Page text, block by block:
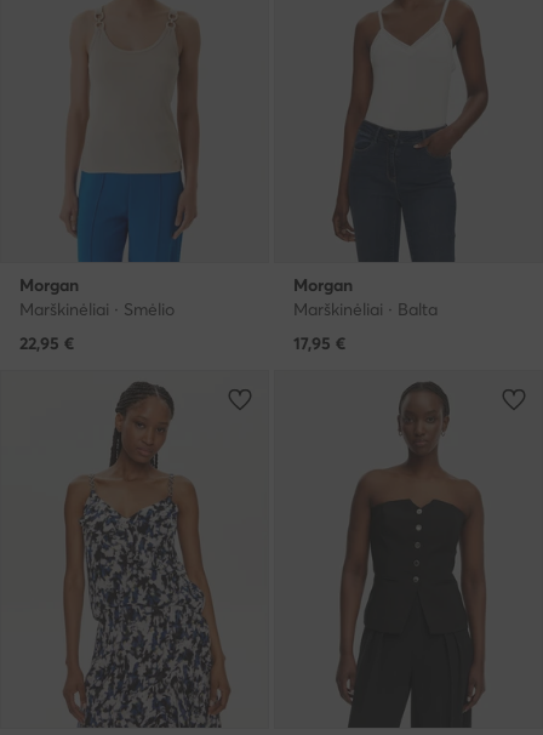
Morgan
Marškinėliai · Smėlio
22,95 €
Morgan
Marškinėliai · Balta
17,95 €